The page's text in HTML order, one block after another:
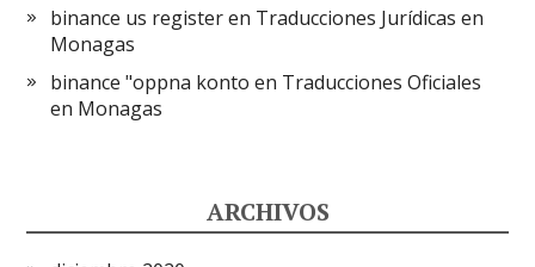
binance us registeren Traducciones Jurídicas en
Monagas
binance "oppna konto en Traducciones Oficiales
en Monagas
ARCHIVOS